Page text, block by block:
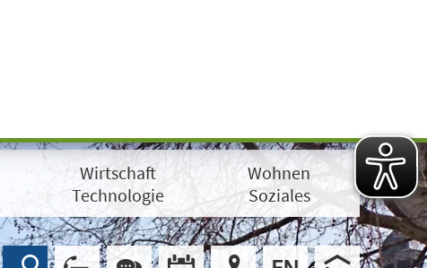
Wirtschaft
Technologie
Wohnen
Soziales